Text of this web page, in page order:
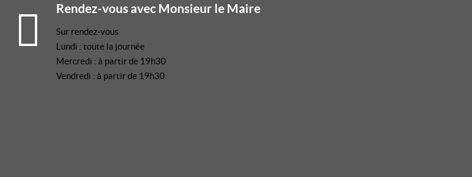
Rendez-vous avec Monsieur le Maire
Sur rendez-vous
Lundi : toute la journée
Mercredi : à partir de 19h30
Vendredi : à partir de 19h30